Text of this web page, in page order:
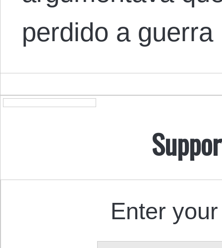
perdido a
Enter